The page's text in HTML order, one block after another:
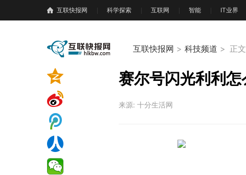
互联快报网 科学探索 互联网 智能 IT业界
互联快报网 > 科技频道 > 正文
赛尔号闪光利利怎
来源: 十分生活网